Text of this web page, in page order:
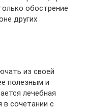
обострение
других
из своей
полезным и
лечебная
в сочетании с